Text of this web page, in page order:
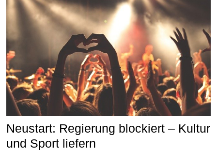
Neustart: Regierung blockiert – Kultur
und Sport liefern